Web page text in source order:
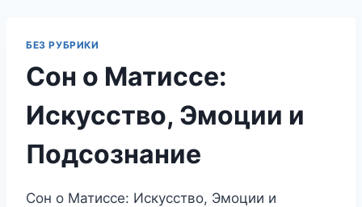
БЕЗ РУБРИКИ
Сон о Матиссе:
Искусство, Эмоции и
Подсознание
Сон о Матиссе: Искусство, Эмоции и